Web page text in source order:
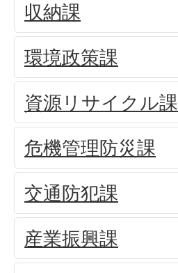
収納課
環境政策課
資源リサイクル課
危機管理防災課
交通防犯課
産業振興課